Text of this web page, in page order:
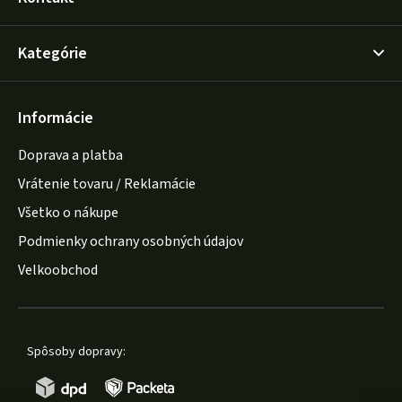
Kategórie
Informácie
Doprava a platba
Vrátenie tovaru / Reklamácie
Všetko o nákupe
Podmienky ochrany osobných údajov
Velkoobchod
Spôsoby dopravy: